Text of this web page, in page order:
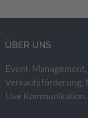
ÜBER UNS
Event-
Verkaufsförderung,
Live Kommunikation.